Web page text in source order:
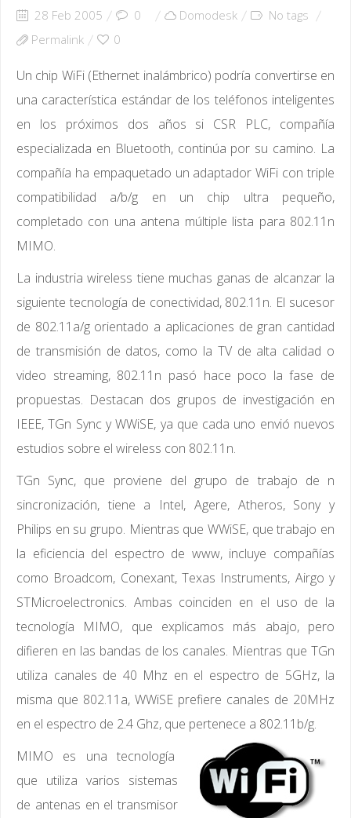
28 Feb 2005 0 Domodesk
No tags
Permalink
0
Un chip WiFi (Ethernet inalámbrico) podría convertirse en
una característica estándar de los teléfonos inteligentes
en los próximos dos años si CSR PLC, compañía
especializada en Bluetooth, continúa por su camino. La
compañía ha empaquetado un adaptador WiFi con triple
compatibilidad a/b/g en un chip ultra pequeño,
completado con una antena múltiple lista para 802.11n
MIMO.
La industria wireless tiene muchas ganas de alcanzar la
siguiente tecnología de conectividad, 802.11n. El sucesor
de 802.11a/g orientado a aplicaciones de gran cantidad
de transmisión de datos, como la TV de alta calidad o
video streaming, 802.11n pasó hace poco la fase de
propuestas. Destacan dos grupos de investigación en
IEEE, TGn Sync y WWiSE, ya que cada uno envió nuevos
estudios sobre el wireless con 802.11n.
TGn Sync, que proviene del grupo de trabajo de n
sincronización, tiene a Intel, Agere, Atheros, Sony y
Philips en su grupo. Mientras que WWiSE, que trabajo en
la eficiencia del espectro de www, incluye compañías
como Broadcom, Conexant, Texas Instruments, Airgo y
STMicroelectronics. Ambas coinciden en el uso de la
tecnología MIMO, que explicamos más abajo, pero
difieren en las bandas de los canales. Mientras que TGn
utiliza canales de 40 Mhz en el espectro de 5GHz, la
misma que 802.11a, WWiSE prefiere canales de 20MHz
en el espectro de 2.4 Ghz, que pertenece a 802.11b/g.
MIMO es una tecnología
que utiliza varios sistemas
de antenas en el transmisor